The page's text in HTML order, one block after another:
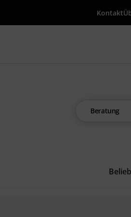
Kontakt
mit Suchwort {searchTerm}
Beratung